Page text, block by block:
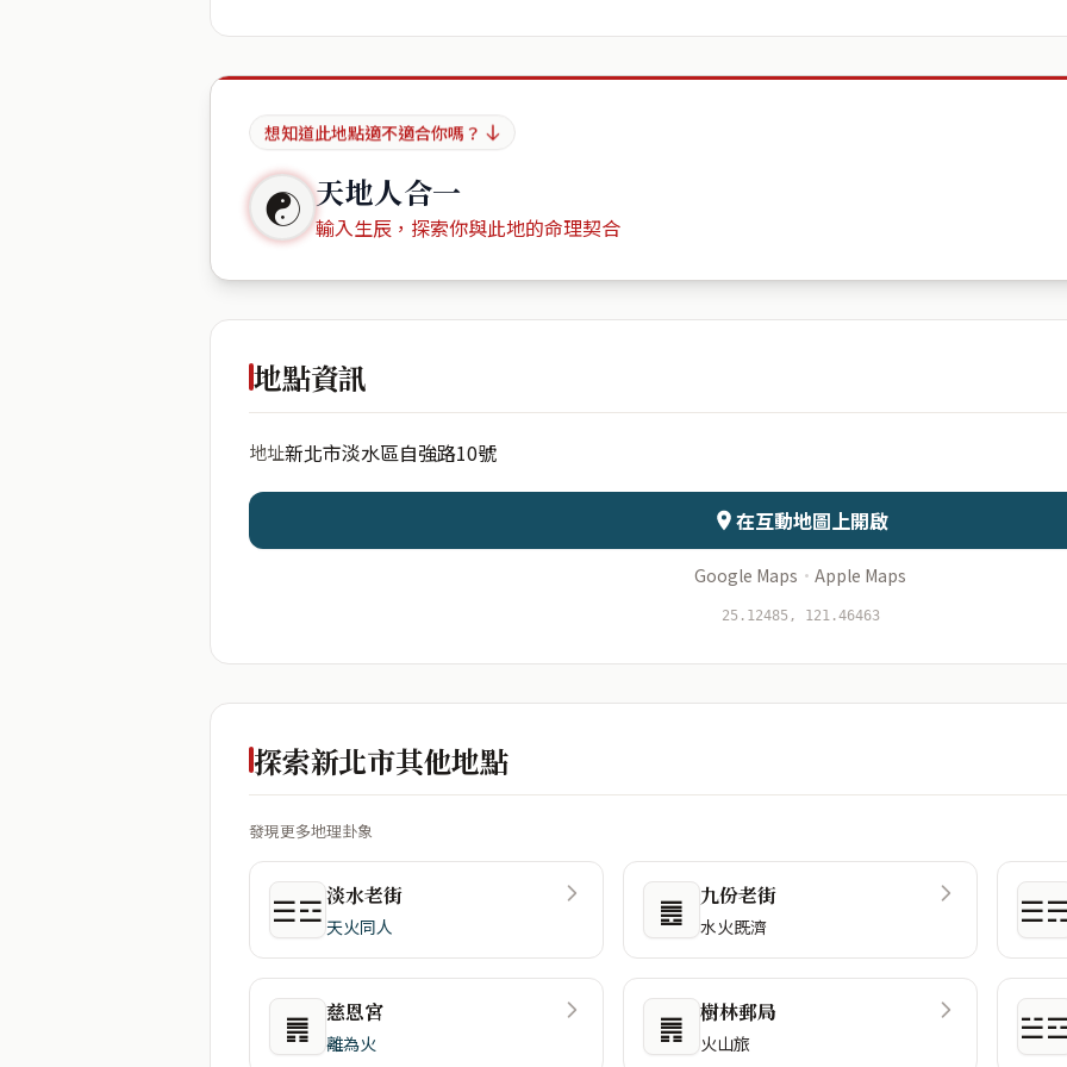
想知道此地點適不適合你嗎？
☯ 天地人合一
輸入生辰，探索你與此地的命理契合
地點資訊
地址新北市淡水區自強路10號
在互動地圖上開啟
Google Maps · Apple Maps
25.12485, 121.46463
探索新北市其他地點
發現更多地理卦象
☰☲淡水老街
天火同人 ䷌ 九份老街
水火既濟
䷠ 慈恩宮
離為火 ䷠ 樹林郵局
火山旅